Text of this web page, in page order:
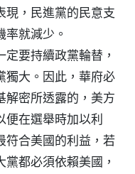
現，民進黨的民意支
就減少。
要持續政黨輪替，
獨大。因此，華府必
解密所透露的，美方
便在選舉時加以利
符合美國的利益，若
都必須依賴美國，